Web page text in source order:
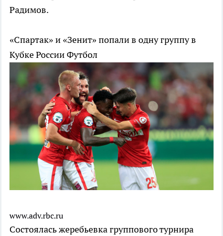
Радимов.
«Спартак» и «Зенит» попали в одну группу в
Кубке РоссииФутбол
www.adv.rbc.ru
Состоялась жеребьевка группового турнира